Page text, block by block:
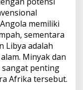
memiliki
sementara
Libya adalah
Minyak dan
sangat penting
Afrika tersebut.